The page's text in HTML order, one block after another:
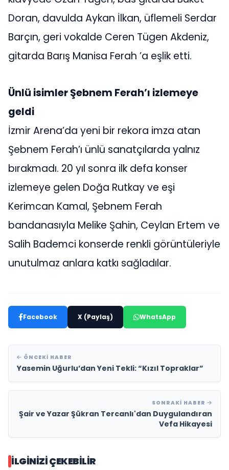
Doran, davulda Aykan İlkan, üflemeli Serdar
Barçın, geri vokalde Ceren Tügen Akdeniz,
gitarda Barış Manisa Ferah ’a eşlik etti.
Ünlü isimler Şebnem Ferah’ı izlemeye
geldi
İzmir Arena’da yeni bir rekora imza atan
Şebnem Ferah’ı ünlü sanatçılarda yalnız
bırakmadı. 20 yıl sonra ilk defa konser
izlemeye gelen Doğa Rutkay ve eşi
Kerimcan Kamal, Şebnem Ferah
bandanasıyla Melike Şahin, Ceylan Ertem ve
Salih Bademci konserde renkli görüntüleriyle
unutulmaz anlara katkı sağladılar.
Facebook X (Paylaş) WhatsApp
ÖNCEKI HABER
Yasemin Uğurlu’dan Yeni Tekli: “Kızıl Topraklar”
SONRAKI HABER
Şair ve Yazar Şükran Tercanlı'dan Duygulandıran
Vefa Hikayesi
İLGINIZI ÇEKEBILIR